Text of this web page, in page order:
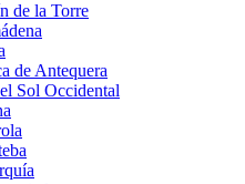
de la Torre
de Antequera
Sol Occidental